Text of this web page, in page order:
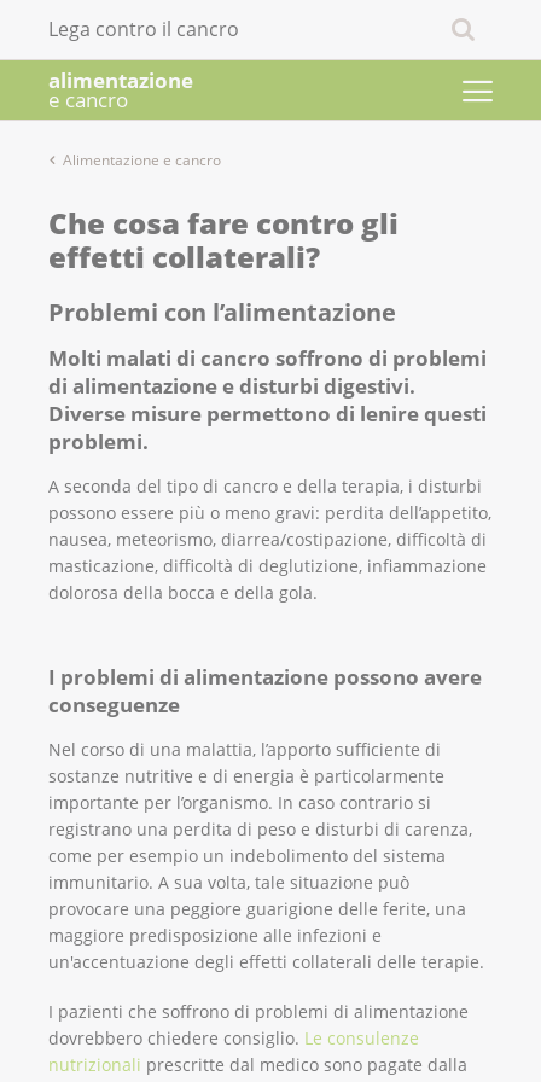
Lega contro il cancro
alimentazione
e cancro
Alimentazione e cancro
Che cosa fare contro gli
effetti collaterali?
Problemi con l’alimentazione
Molti malati di cancro soffrono di problemi
di alimentazione e disturbi digestivi.
Diverse misure permettono di lenire questi
problemi.
A seconda del tipo di cancro e della terapia, i disturbi
possono essere più o meno gravi: perdita dell’appetito,
nausea, meteorismo, diarrea/costipazione, difficoltà di
masticazione, difficoltà di deglutizione, infiammazione
dolorosa della bocca e della gola.
I problemi di alimentazione possono avere
conseguenze
Nel corso di una malattia, l’apporto sufficiente di
sostanze nutritive e di energia è particolarmente
importante per l’organismo. In caso contrario si
registrano una perdita di peso e disturbi di carenza,
come per esempio un indebolimento del sistema
immunitario. A sua volta, tale situazione può
provocare una peggiore guarigione delle ferite, una
maggiore predisposizione alle infezioni e
un'accentuazione degli effetti collaterali delle terapie.
I pazienti che soffrono di problemi di alimentazione
dovrebbero chiedere consiglio. Le consulenze
nutrizionali prescritte dal medico sono pagate dalla